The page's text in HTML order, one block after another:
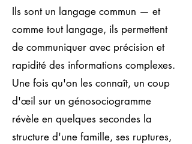
Ils sont un langage commun — et
comme tout langage, ils permettent
de communiquer avec précision et
rapidité des informations complexes.
Une fois qu'on les connaît, un coup
d'œil sur un génosociogramme
révèle en quelques secondes la
structure d'une famille, ses ruptures,